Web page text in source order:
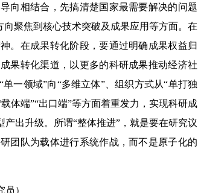
向相结合，先搞清楚国家最需要解决的问题
聚焦到核心技术突破及成果应用等方面。在
。在成果转化阶段，要通过明确成果权益归
果转化渠道，以更多的科研成果推动经济社
一领域”向“多维立体”、组织方式从“单打独
体端”“出口端”等方面着重发力，实现科研成
出升级。所谓“整体推进”，就是要在研究议
团队为载体进行系统作战，而不是原子化的
）